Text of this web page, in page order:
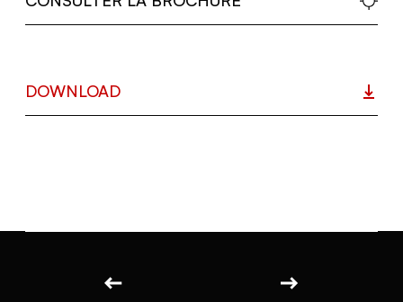
DOWNLOAD